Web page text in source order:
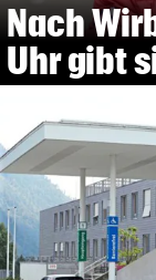
Nach
Uhr gibt